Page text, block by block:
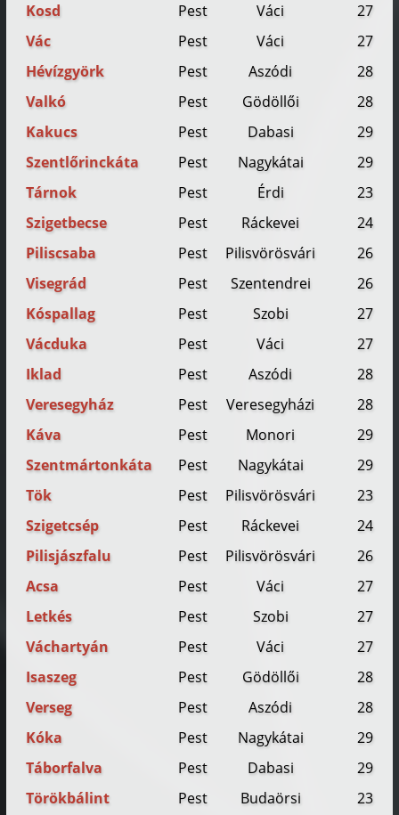
Kosd
Pest Váci
27
Vác
Pest Váci
27
Hévízgyörk
Pest Aszódi
28
Valkó
Pest Gödöllői
28
Kakucs
Pest Dabasi
29
Szentlőrinckáta
Pest Nagykátai
29
Tárnok
Pest Érdi
23
Szigetbecse
Pest Ráckevei
24
Piliscsaba
Pest Pilisvörösvári
26
Visegrád
Pest Szentendrei
26
Kóspallag
Pest Szobi
27
Vácduka
Pest Váci
27
Iklad
Pest Aszódi
28
Veresegyház
Pest Veresegyházi
28
Káva
Pest Monori
29
Szentmártonkáta
Pest Nagykátai
29
Tök
Pest Pilisvörösvári
23
Szigetcsép
Pest Ráckevei
24
Pilisjászfalu
Pest Pilisvörösvári
26
Acsa
Pest Váci
27
Letkés
Pest Szobi
27
Váchartyán
Pest Váci
27
Isaszeg
Pest Gödöllői
28
Verseg
Pest Aszódi
28
Kóka
Pest Nagykátai
29
Táborfalva
Pest Dabasi
29
Törökbálint
Pest Budaörsi 23